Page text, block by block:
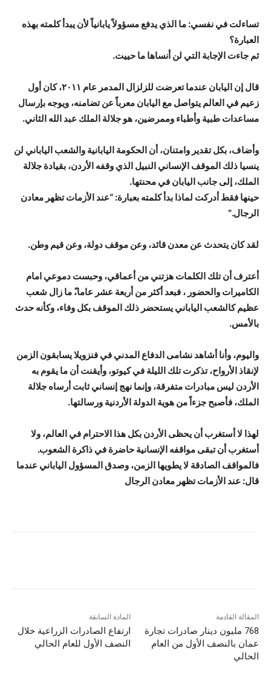
تساءلت في نفسي: ما الذي يدفع مسؤولاً يابانياً لأن يبدأ كلمته بهذه
العبارة؟
ثم جاءت الإجابة التي لن أنساها ما حييت.
قال إن اليابان عندما تعرضت للزلزال المدمر عام ٢٠١١، كان أول
زعيم في العالم يتواصل مع اليابان معرباً عن تضامنه، ويوجه بإرسال
مساعدات طبية وأطباء وممرضين، هو جلالة الملك عبد الله الثاني.
وأضاف، بكل تقدير وامتنان، أن الحكومة اليابانية والشعب الياباني لن
ينسيا ذلك الموقف الإنساني النبيل الذي وقفه الأردن، بقيادة جلالة
الملك، إلى جانب اليابان في محنتها.
حينها فقط أدركت لماذا بدأ كلمته بعبارة: “عند الأزمات تظهر معادن
الرجال.”
لقد كان يتحدث عن معدن قائد، وعن موقف دولة، وعن قيم وطن.
أعترف أن تلك الكلمات هزتني من أعماقي، وحبست دموعي امام
الكاميرات والحضور ، فبعد أكثر من أربعة عشر عاما،ً ما زال شعب
عظيم كالشعب الياباني يستحضر ذلك الموقف بكل وفاء، وكأنه حدث
بالأمس.
واليوم، وأنا أشاهد نشامى الدفاع المدني في فنزويلا يسابقون الزمن
لإنقاذ الأرواح، تذكرت تلك الليلة في كيوتو، وأيقنت أن ما يقوم به
الأردن ليس مبادرات متفرقة، وإنما نهج إنساني ثابت أرساه جلالة
الملك، فأصبح جزءاً من هوية الدولة الأردنية ورسالتها.
لهذا لا أستغرب أن يحظى الأردن بكل هذا الاحترام في العالم، ولا
أستغرب أن تبقى مواقفه الإنسانية حاضرة في ذاكرة الشعوب.
فالمواقف الصادقة لا يطويها الزمن، وصدق المسؤول الياباني عندما
قال: عند الأزمات تظهر معادن الرجال
المادة السابقة
ارتفاع الصادرات الزراعية خلال
النصف الأول للعام الحالي
المقالة القادمة
768 مليون دينار صادرات تجارة
عمان بالنصف الأول من العام
الحالي